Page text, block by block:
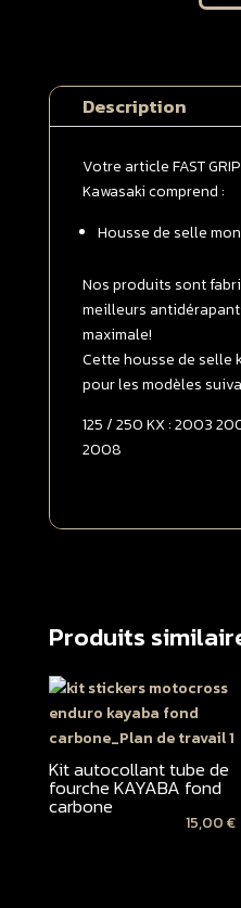
monobloc
Kawasaki
/
250
2003
>
2008
Verte
Description
Votre article FAST
Kawasaki comprend :
Housse de selle
Nos produits sont
meilleurs
maximale!
Cette housse de selle
pour les modèles
125 / 250 KX : 2003
2008
Produits
Kit autocollant tube de
fourche KAYABA fond
carbone
15,00€